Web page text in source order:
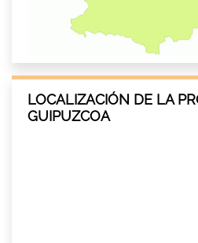
LOCALIZACIÓN DE LA
GUIPUZCOA